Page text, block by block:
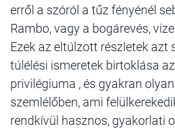
erről a szóról a tűz fényénél
Rambo, vagy a bogárevés,
Ezek az eltúlzott részletek azt
túlélési ismeretek birtoklása
privilégiuma , és gyakran
szemlélőben, ami
rendkívül hasznos, gyakorlati